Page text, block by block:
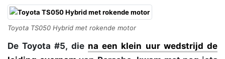
Toyota TS050 Hybrid met rokende motor
De Toyota #5, die na een klein uur wedstrijd de